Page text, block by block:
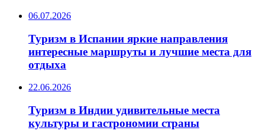
06.07.2026
Туризм в Испании яркие направления
интересные маршруты и лучшие места для
отдыха
22.06.2026
Туризм в Индии удивительные места
культуры и гастрономии страны